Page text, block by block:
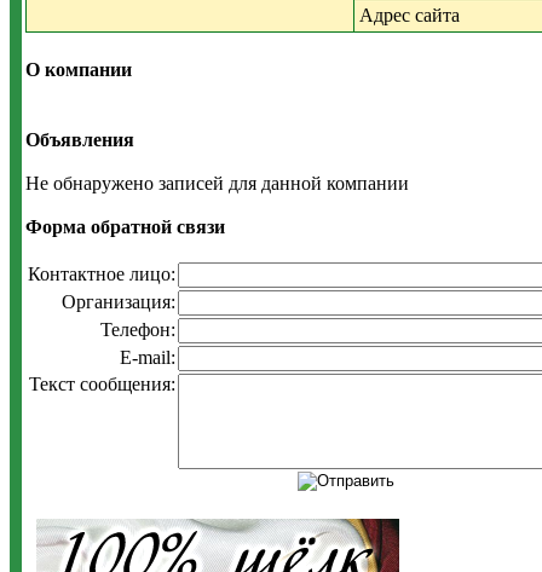
Адрес сайта
О компании
Объявления
Не обнаружено записей для данной компании
Форма обратной связи
Контактное лицо:
Организация:
Телефон:
E-mail:
Текст сообщения: